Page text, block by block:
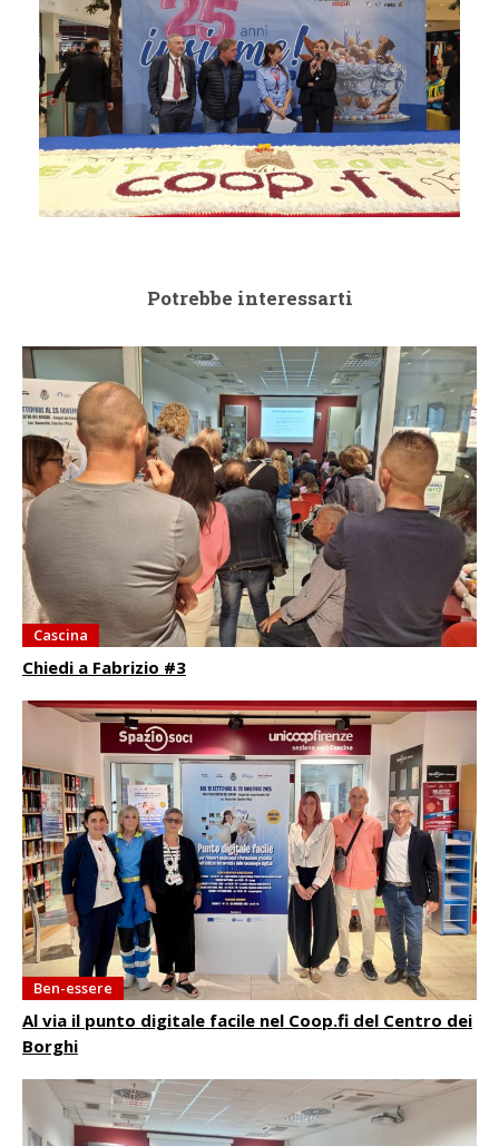
Potrebbe interessarti
Cascina
Chiedi a Fabrizio #3
Ben-essere
Al via il punto digitale facile nel Coop.fi del Centro dei
Borghi